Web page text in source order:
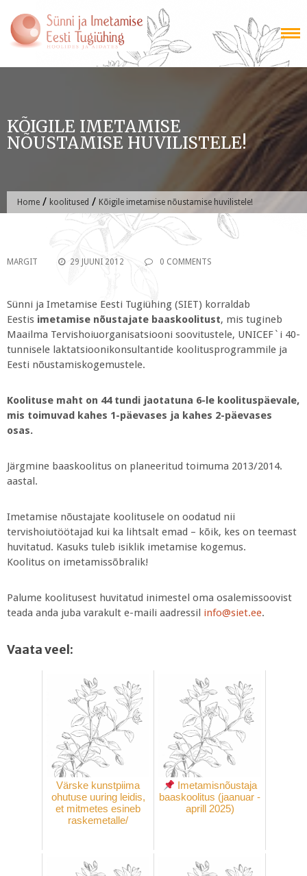
content
KÕIGILE IMETAMISE
NÕUSTAMISE HUVILISTELE!
Home / koolitused / Kõigile imetamise nõustamise huvilistele!
MARGIT 29 JUUNI 2012 0 COMMENTS
Sünni ja Imetamise Eesti Tugiühing (SIET) korraldab
Eestis imetamise nõustajate baaskoolitust, mis tugineb
Maailma Tervishoiuorganisatsiooni soovitustele, UNICEF`i 40-
tunnisele laktatsioonikonsultantide koolitusprogrammile ja
Eesti nõustamiskogemustele.
Koolituse maht on 44 tundi jaotatuna 6-le koolituspäevale,
mis toimuvad kahes 1-päevases ja kahes 2-päevases
osas.
Järgmine baaskoolitus on planeeritud toimuma 2013/2014.
aastal.
Imetamise nõustajate koolitusele on oodatud nii
tervishoiutöötajad kui ka lihtsalt emad – kõik, kes on teemast
huvitatud. Kasuks tuleb isiklik imetamise kogemus.
Koolitus on imetamissõbralik!
Palume koolitusest huvitatud inimestel oma osalemissoovist
teada anda juba varakult e-maili aadressil info@siet.ee.
Vaata veel:
Värske kunstpiima
ohutuse uuring leidis,
et mitmetes esineb
raskemetalle/
Imetamisnõustaja
baaskoolitus (jaanuar -
aprill 2025)